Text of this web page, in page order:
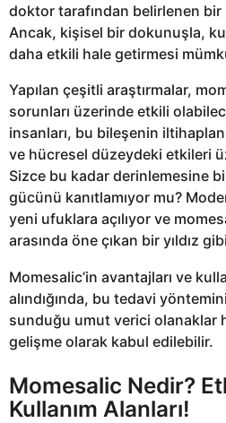
doktor tarafından belirlenen
Ancak, kişisel bir dokunuşla,
daha etkili hale getirmesi
Yapılan çeşitli araştırmalar,
sorunları üzerinde etkili
insanları, bu bileşenin
ve hücresel düzeydeki etkileri
Sizce bu kadar derinlemesine
gücünü kanıtlamıyor mu?
yeni ufuklara açılıyor ve
arasında öne çıkan bir yıldız
Momesalic’in avantajları ve
alındığında, bu tedavi
sunduğu umut verici olanaklar
gelişme olarak kabul edilebilir.
Momesalic Nedir?
Kullanım Alanları!